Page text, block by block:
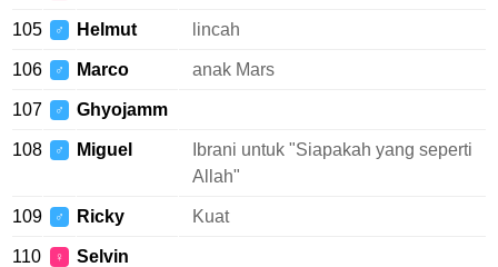
105 ♂ Helmut lincah
106 ♂ Marco anak Mars
107 ♂ Ghyojamm
108 ♂ Miguel
Ibrani untuk "Siapakah yang seperti
Allah"
109 ♂ Ricky Kuat
110 ♀ Selvin